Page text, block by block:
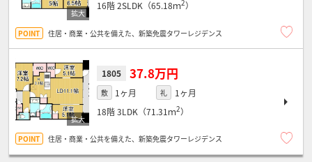
16階2SLDK（65.18ｍ2）
住居・商業・公共を備えた、新築免震タワーレジデンス
1805 37.8万円
敷 1ヶ月 礼
1ヶ月
18階3LDK（71.31ｍ2）
住居・商業・公共を備えた、新築免震タワーレジデンス